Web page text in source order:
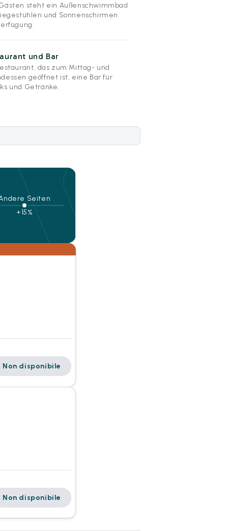
steht ein Außenschwimmbad
und Sonnenschirmen
und Bar
das zum Mittag- und
geöffnet ist, eine Bar für
und Getränke.
Seiten
+15%
Non disponibile
Non disponibile